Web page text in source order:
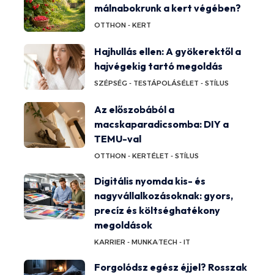
málnabokrunk a kert végében?
OTTHON - KERT
Hajhullás ellen: A gyökerektől a
hajvégekig tartó megoldás
SZÉPSÉG - TESTÁPOLÁSÉLET - STÍLUS
Az előszobából a
macskaparadicsomba: DIY a
TEMU-val
OTTHON - KERTÉLET - STÍLUS
Digitális nyomda kis- és
nagyvállalkozásoknak: gyors,
precíz és költséghatékony
megoldások
KARRIER - MUNKATECH - IT
Forgolódsz egész éjjel? Rosszak